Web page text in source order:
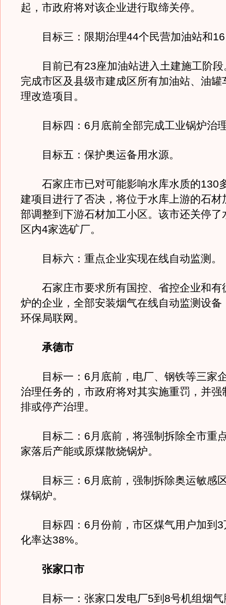
起，市政府将对该企业进行取缔关停。
目标三：限期治理44个民营加油站和16
目前已有23座加油站进入土建施工阶段
完成市区及县级市建成区所有加油站、油罐
理改造项目。
目标四：6月底前全部完成工业锅炉治
目标五：保护奥运备用水源。
石家庄市已对可能影响水库水质的130
建项目进行了否决，将位于水库上游的石材
部调整到下游石材加工小区。该市还关停了
区内4家选矿厂。
目标六：重点企业实现在线自动监测。
石家庄市要求所有国控、省控企业和有
炉的企业，全部安装烟气在线自动监测设备
环保局联网。
承德市
目标一：6月底前，电厂、钢铁等三家
治理任务的，市政府将对其实施重罚，并强
排或停产治理。
目标二：6月底前，将强制拆除全市重
家落后产能或原煤散烧锅炉。
目标三：6月底前，强制拆除奥运敏感
煤锅炉。
目标四：6月份前，市区煤气用户加到3
化率达38%。
张家口市
目标一：张家口发电厂5到8号机组烟气